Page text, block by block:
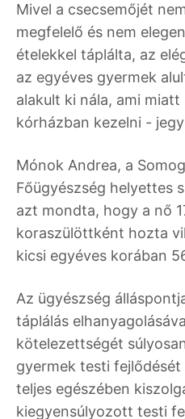
Mivel a csecsemőjét
megfelelő és nem
ételekkel táplálta, az
az egyéves gyermek
alakult ki nála, ami
kórházban kezelni -
Mónok Andrea, a
Főügyészség helyettes
azt mondta, hogy a nő
koraszülöttként hozta
kicsi egyéves korában
Az ügyészség
táplálás
kötelezettségét
gyermek testi
teljes egészében
kiegyensúlyozott testi